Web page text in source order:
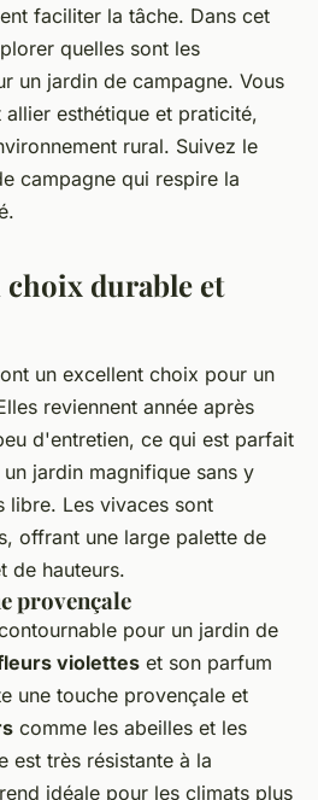
faciliter la tâche. Dans cet
quelles sont les
un jardin de campagne. Vous
esthétique et praticité,
rural. Suivez le
campagne qui respire la
choix durable et
un excellent choix pour un
reviennent année après
d'entretien, ce qui est parfait
jardin magnifique sans y
libre. Les vivaces sont
offrant une large palette de
de hauteurs.
provençale
pour un jardin de
violettes et son parfum
une touche provençale et
comme les abeilles et les
est très résistante à la
idéale pour les climats plus